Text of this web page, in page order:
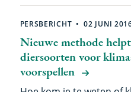
en koolmezen lijken
vreemd te gaan,” legt
Nederlands Instituut
uit. Zij promoveert
op de effecten van
Nieuwe methode
diersoorten voor
voorspellen
PERSBERICHT 02 JUNI